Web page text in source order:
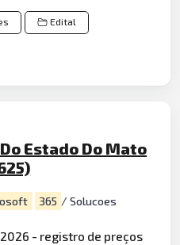
Edital
Estado Do Mato
365 / Solucoes
- registro de preços